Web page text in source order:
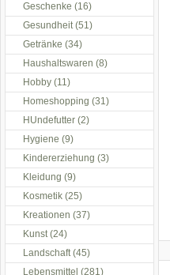
Geschenke (16)
Gesundheit(51)
Getränke (34)
Haushaltswaren (8)
Hobby (11)
Homeshopping (31)
HUndefutter (2)
Hygiene (9)
Kindererziehung (3)
Kleidung (9)
Kosmetik (25)
Kreationen (37)
Kunst(24)
Landschaft(45)
Lebensmittel (281)